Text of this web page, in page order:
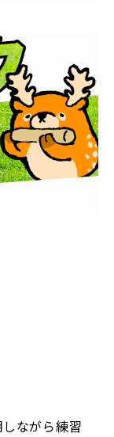
ながら練習